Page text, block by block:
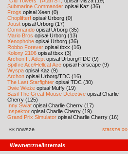
Submarine Commander opisał Kaz (36)
Frogs opisał Xeen (0)
Choplifter! opisał Urborg (0)
Joust opisał Urborg (17)
Commando opisał Urborg (35)
Mario Bros opisał Urborg (13)
Xenophobe opisał Urborg (36)
Robbo Forever opisał tbxx (16)
Kolony 2106 opisał tbxx (3)
Archon II: Adept opisał Urborg/TDC (9)
Spitfire Ace/Hellcat Ace opisał Farscape (9)
Wyspa opisał Kaz (9)
Archon opisał Urborg/TDC (16)
The Last Starfighter opisał TDC (30)
Dwie Wieże opisał Muffy (19)
Basil The Great Mouse Detective opisał Charlie
Cherry (125)
Inny Świat opisał Charlie Cherry (17)
Inspektor opisał Charlie Cherry (19)
Grand Prix Simulator opisał Charlie Cherry (16)
«« nowsze starsze »»
Wewnętrzne/Internals